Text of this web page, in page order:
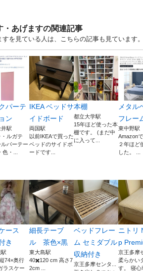
・あげますの関連記事
を見ている人は、こちらの記事も見ています。
パーテ
ン
駅
ルガテ
ルパーテー
色・...
IKEA ベッドサ
イドボード
両国駅
以前IKEAで買った
ベッドのサイドボ
ードです...
本棚
都立大学駅
15年ほど使った本
棚です。 (まだ中
に入って...
メタル
フレー
東中野駅
Amazon
２年ほど
した。 ...
ース
き
74×奥行
ラスケー
細長テーブ
ル 茶色×黒
東大島駅
40✖️120 cm 高さ7
2cm ...
ベッドフレー
ム セミダブル
収納付き
京王多摩センタ...
ニトリ
p
京王多摩
柔らかい
す。 寝心